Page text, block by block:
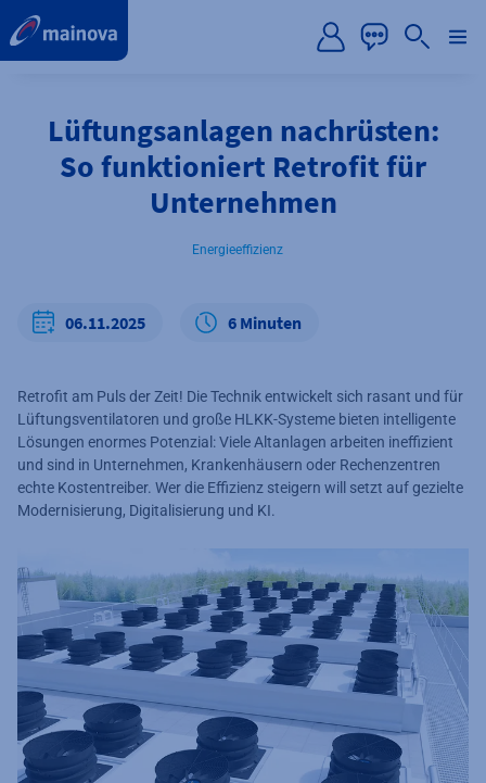
Lüftungsanlagen nachrüsten:
So funktioniert Retrofit für
Unternehmen
Energieeffizienz
06.11.2025 6 Minuten
Retrofit am Puls der Zeit! Die Technik entwickelt sich rasant und für
Lüftungsventilatoren und große HLKK-Systeme bieten intelligente
Lösungen enormes Potenzial: Viele Altanlagen arbeiten ineffizient
und sind in Unternehmen, Krankenhäusern oder Rechenzentren
echte Kostentreiber. Wer die Effizienz steigern will setzt auf gezielte
Modernisierung, Digitalisierung und KI.